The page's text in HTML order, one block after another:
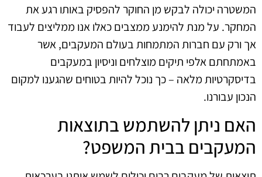
המשטרה יכולה לבקש מן החוקר להפסיק באותו רגע את
המחקר. על מנת להימנע ממצבים כאלו אנו ממליצים לעבוד
אך ורק עם חברות המתמחות בעולם המעקבים, אשר
באמתחתם אלפי תיקים מוצלחים וניסיון במעקבים
בדיסקרטיות מלאה – כך נוכל להיות בטוחים שהגענו למקום
הנכון עבורנו.
האם ניתן להשתמש בתוצאות
המעקבים בבית המשפט?